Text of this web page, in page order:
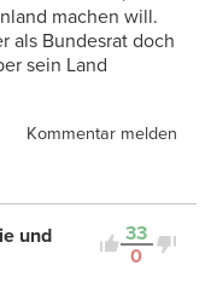
machen will.
als Bundesrat doch
sein Land
Kommentar melden
33
0
und